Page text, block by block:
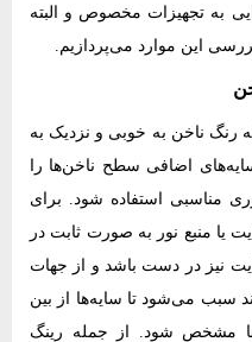
به تجهیزات مخصوص و البته
این موارد می‌پردازیم.
رنگ ناخن به خوبی و نزدیک به
اضافی سطح ناخن‌ها را
مناسبی استفاده شود. برای
یا منبع نور به صورت ثابت در
نیز در دست باشد و از جهات
سبب می‌شود تا سایه‌ها از بین
مشخص شود. از جمله رینگ